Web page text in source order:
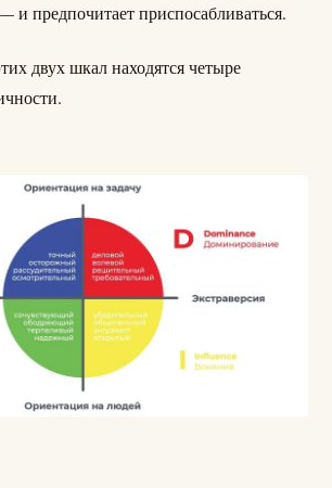
и предпочитает приспосабливаться.
двух шкал находятся четыре